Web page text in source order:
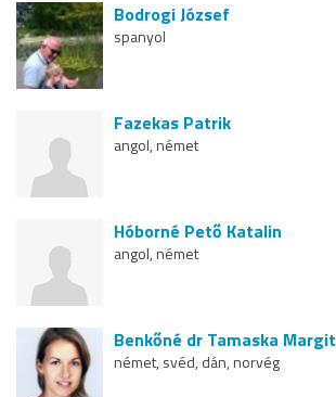
Bodrogi József
spanyol
Fazekas Patrik
angol, német
Hóborné Pető Katalin
angol, német
Benkőné dr Tamaska Margit
német, svéd, dán, norvég